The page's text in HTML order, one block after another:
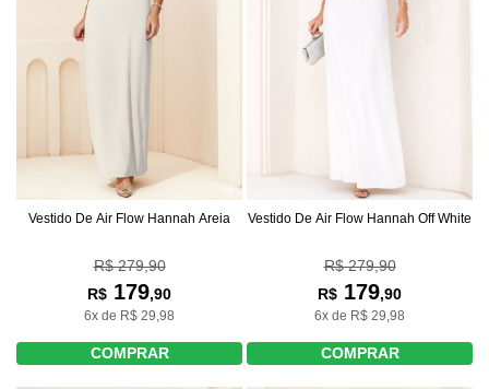
Vestido De Air Flow Hannah Areia
R$ 279,90
R$ 179,90
6x de R$ 29,98
COMPRAR
Vestido De Air Flow Hannah Off White
R$ 279,90
R$ 179,90
6x de R$ 29,98
COMPRAR